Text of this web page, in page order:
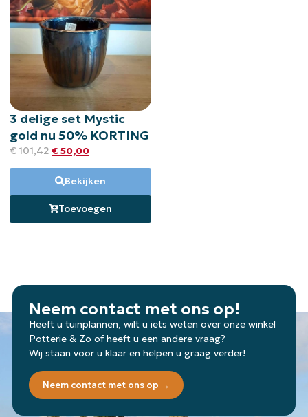
3 delige set Mystic
gold nu 50% KORTING
€101,42 €50,00
Bekijken
Toevoegen
Neem contact met ons op!
Heeft u tuinplannen, wilt u iets weten over onze winkel
Potterie & Zo of heeft u een andere vraag?
Wij staan voor u klaar en helpen u graag verder!
Neem contact met ons op →